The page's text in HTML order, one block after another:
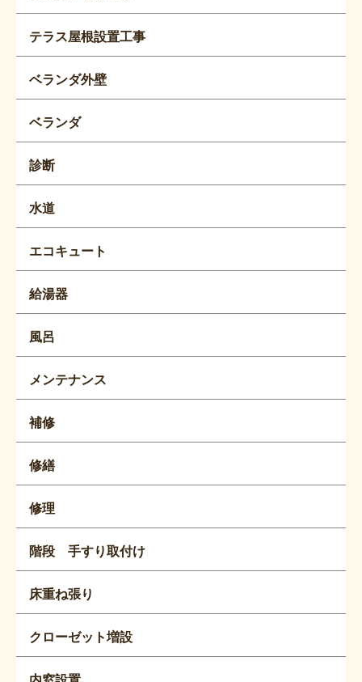
テラス屋根設置工事
ベランダ外壁
ベランダ
診断
水道
エコキュート
給湯器
風呂
メンテナンス
補修
修繕
修理
階段 手すり取付け
床重ね張り
クローゼット増設